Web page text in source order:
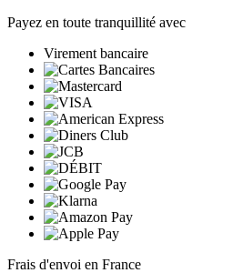
Payez en toute tranquillité avec
Virement bancaire
Frais d'envoi en France